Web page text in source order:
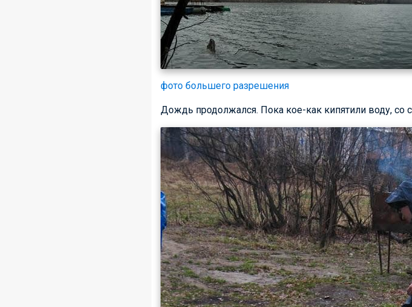
фото большего разрешения
Дождь продолжался. Пока кое-как кипятили воду, со